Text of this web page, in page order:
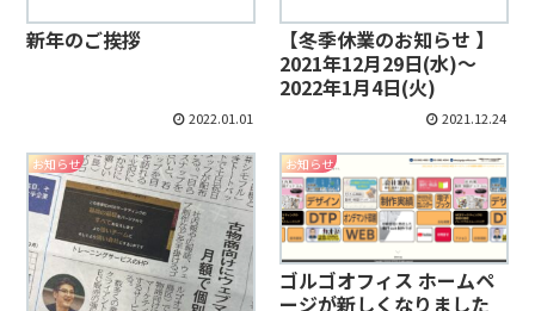
新年のご挨拶
2022.01.01
【冬季休業のお知らせ 】
2021年12月29日(水)～
2022年1月4日(火)
2021.12.24
お知らせ お知らせ
ゴルゴオフィス ホームペ
ージが新しくなりました